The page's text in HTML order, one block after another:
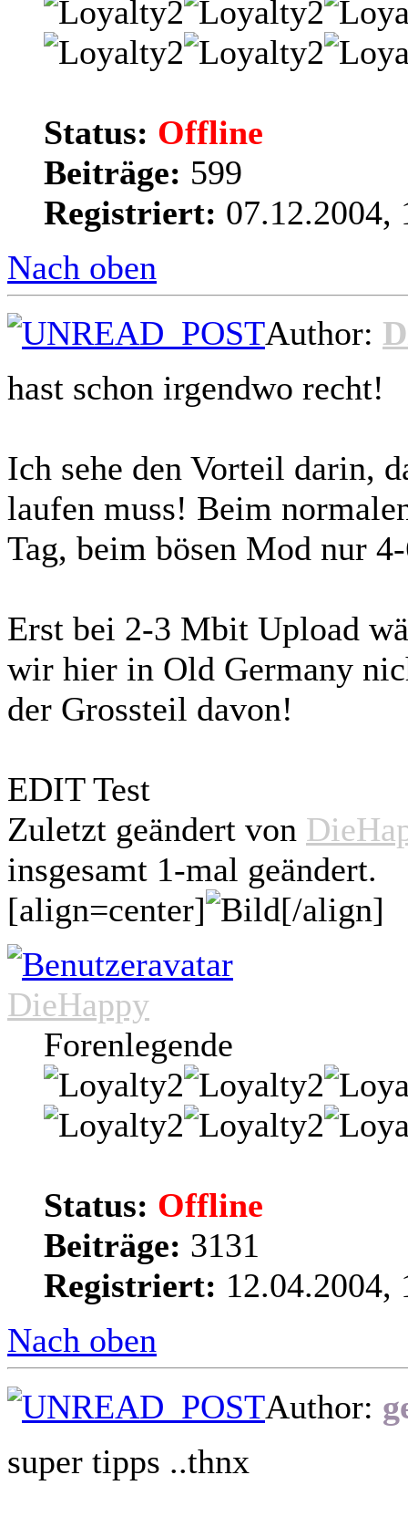
Status: Offline
Beiträge: 599
Registriert: 07.12.2004,
Nach oben
Author:
hast schon irgendwo recht!
Ich sehe den Vorteil darin,
laufen muss! Beim
Tag, beim bösen Mod nur
Erst bei 2-3 Mbit Upload
wir hier in Old Germany
der Grossteil davon!
EDIT Test
Zuletzt geändert von
insgesamt 1-mal geändert.
[align=center]
[/align]
DieHappy
Forenlegende
Status: Offline
Beiträge: 3131
Registriert: 12.04.2004,
Nach oben
Author:
super tipps ..thnx